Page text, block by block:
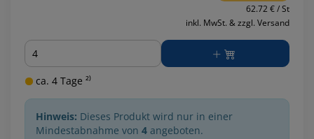
62.72 € / St
inkl. MwSt. & zzgl. Versand
Menge
ca. 4 Tage ²⁾
Hinweis: Dieses Produkt wird nur in einer
Mindestabnahme von 4 angeboten.